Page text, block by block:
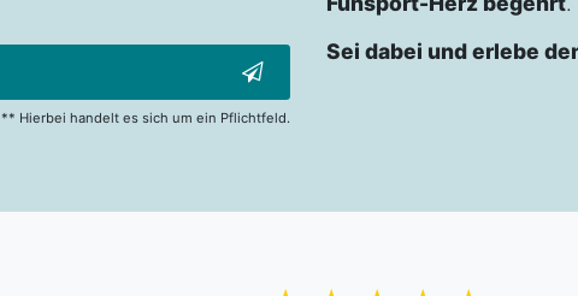
** Hierbei handelt es sich um ein Pflichtfeld.
Sei dabei und erlebe